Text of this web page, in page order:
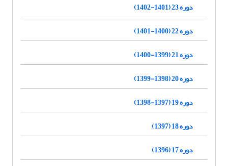
دوره 23 (1401-1402)
دوره 22 (1400-1401)
دوره 21 (1399-1400)
دوره 20 (1398-1399)
دوره 19 (1397-1398)
دوره 18 (1397)
دوره 17 (1396)